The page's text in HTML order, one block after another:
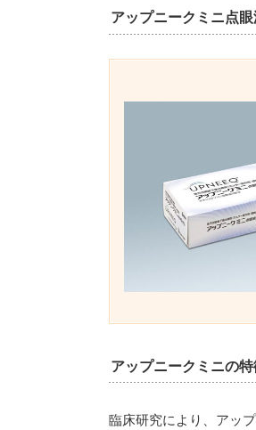
アップニークミニ点
アップニークミニの
臨床研究により、アッ